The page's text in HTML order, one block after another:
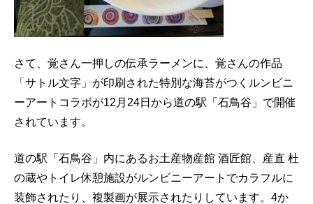
さて、覚さん一押しの伝承ラーメンに、覚さんの作品
「サトル文字」が印刷された特別な海苔がつくルンビニ
ーアートコラボが12月24日から道の駅「石鳥谷」で開催
されています。
道の駅「石鳥谷」内にあるお土産物産館 酒匠館、産直 杜
の蔵やトイレ休憩施設がルンビニーアートでカラフルに
装飾されたり、複製画が展示されたりしています。4か